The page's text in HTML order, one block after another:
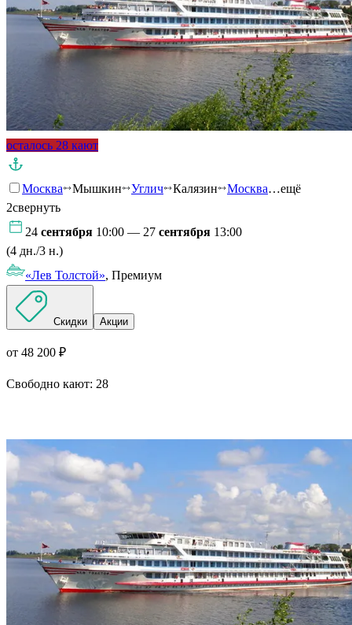
осталось 28 кают
Москва Мышкин Углич Калязин Москва…ещё
2свернуть
24 сентября 10:00 — 27 сентября 13:00
(4 дн./3 н.)
«Лев Толстой», Премиум
Скидки Акции
от 48 200 ₽
Свободно кают: 28